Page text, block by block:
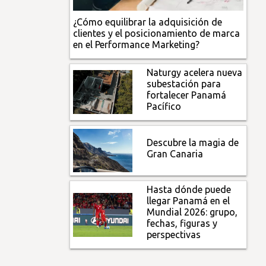
¿Cómo equilibrar la adquisición de
clientes y el posicionamiento de marca
en el Performance Marketing?
Naturgy acelera nueva
subestación para
fortalecer Panamá
Pacífico
Descubre la magia de
Gran Canaria
Hasta dónde puede
llegar Panamá en el
Mundial 2026: grupo,
fechas, figuras y
perspectivas